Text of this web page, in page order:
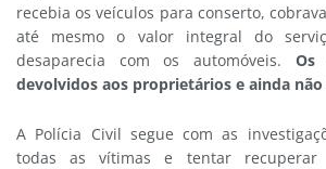
recebia os veículos para conserto,
até mesmo o valor integral do
desaparecia com os automóveis. Os
devolvidos aos proprietários e ainda
A Polícia Civil segue com as
todas as vítimas e tentar recuperar